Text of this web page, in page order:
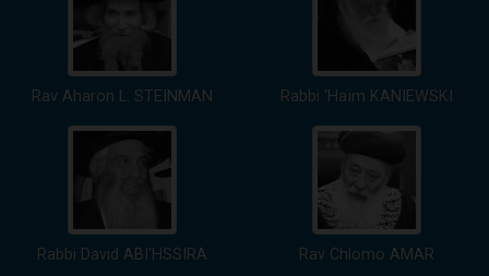
Rav Aharon L. STEINMAN Rabbi 'Haïm KANIEWSKI
Rabbi David ABI'HSSIRA Rav Chlomo AMAR